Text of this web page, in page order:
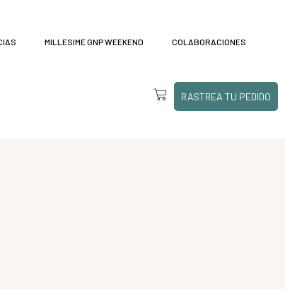
MILLESIME GNP WEEKEND COLABORACIONES
RASTREA TU PEDIDO